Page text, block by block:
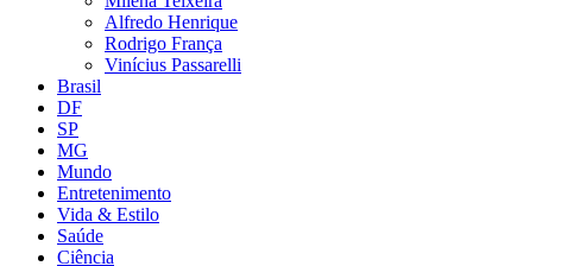
Alfredo Henrique
Rodrigo França
Vinícius Passarelli
Brasil
DF
SP
MG
Mundo
Entretenimento
Vida & Estilo
Saúde
Ciência